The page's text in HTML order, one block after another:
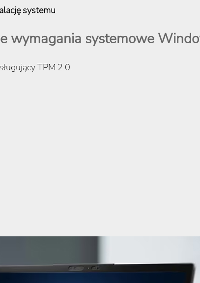
systemu.
wymagania systemowe
TPM 2.0.